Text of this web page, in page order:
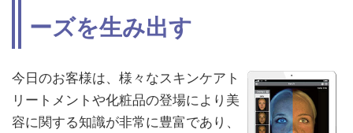
ーズを生み出す
今日のお客様は、様々なスキンケアト
リートメントや化粧品の登場により美
容に関する知識が非常に豊富であり、